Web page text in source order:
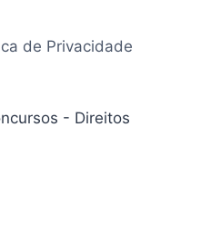
de Privacidade
- Direitos